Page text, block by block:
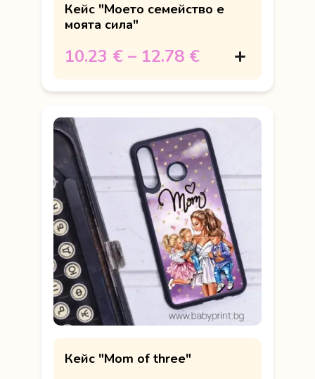
Кейс "Моето семейство е
моята сила"
10.23 € – 12.78 €
Кейс "Mom of three"